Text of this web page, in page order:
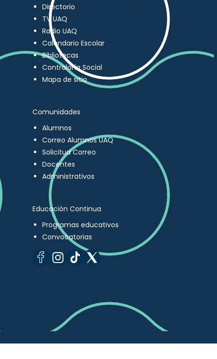
Directorio
TV UAQ
Radio UAQ
Calendario Escolar
Bibliotecas
Contraloría Social
Mapa de sitio
Comunidades
Alumnos
Correo Alumnos UAQ
Solicitud Correo
Docentes
Administrativos
Educación Continua
Programas educativos
Convocatorias